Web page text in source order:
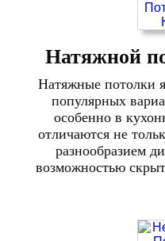
Натяжной
Натяжные потолки
популярных
особенно в
отличаются не
разнообразием
возможностью